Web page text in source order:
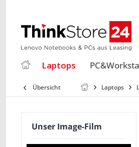
Laptops
Übersicht Laptops
Unser Image-Film